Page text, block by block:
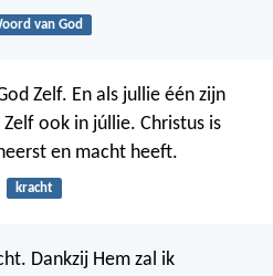
van God
Zelf. En als jullie één zijn
ook in júllie. Christus is
en macht heeft.
kracht
Dankzij Hem zal ik